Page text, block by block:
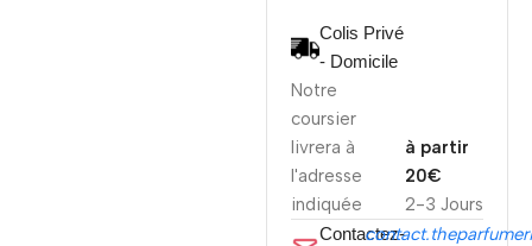
Colis Privé
- Domicile
Notre
coursier
livrera à
l'adresse
indiquée
2-3 Jours
à partir
20€
Contactez-